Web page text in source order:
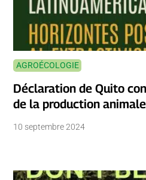
AGROÉCOLOGIE
Déclaration de Quito
de la production
10 septembre 2024